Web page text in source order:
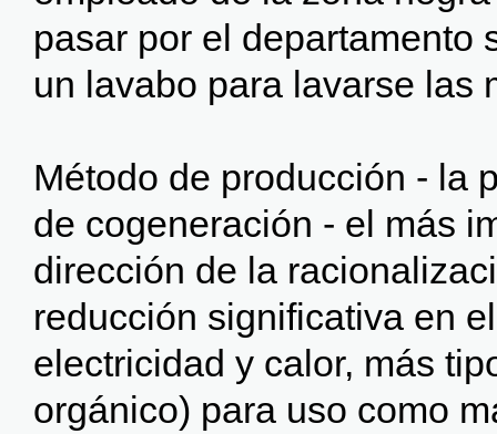
pasar por el departamento
un lavabo para lavarse las
Método de producción - la
de cogeneración - el más
dirección de la
reducción significativa en
electricidad y calor, más
orgánico) para uso como